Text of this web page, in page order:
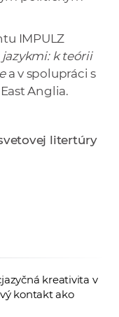
IMPULZ
k teórii
a v spolupráci s
Anglia.
litertúry
kreativita v
kontakt ako